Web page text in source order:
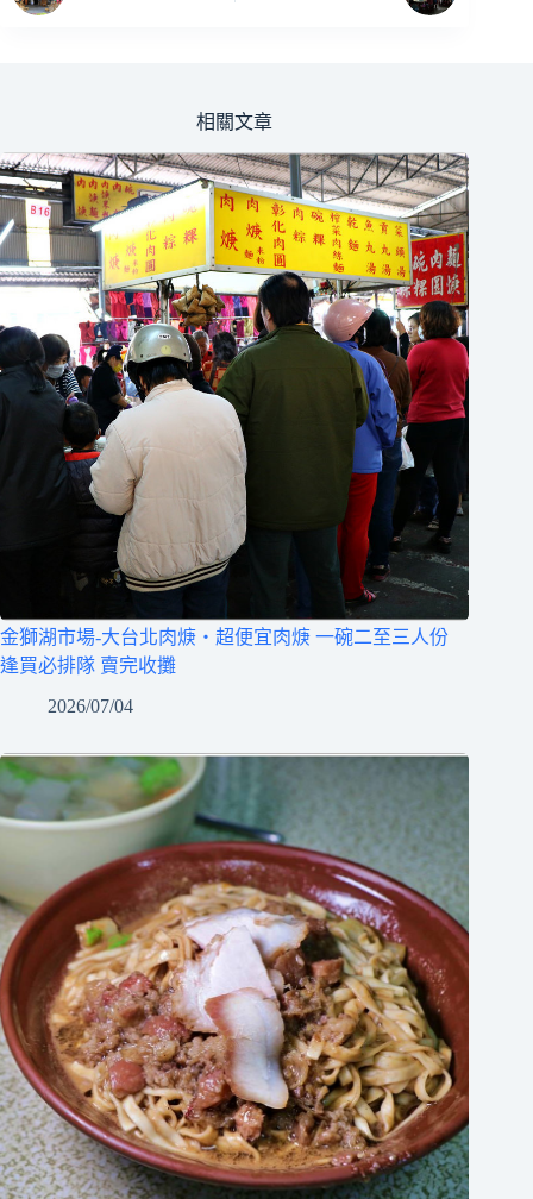
相關文章
金獅湖市場-大台北肉焿‧超便宜肉焿 一碗二至三人份
逢買必排隊 賣完收攤
2026/07/04